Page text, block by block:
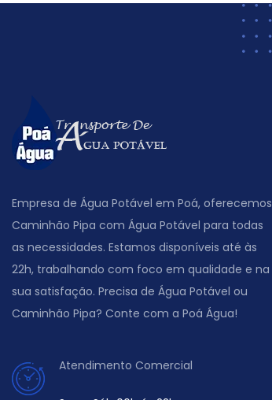
Empresa de Água Potável em Poá, oferecemos
Caminhão Pipa com Água Potável para todas
as necessidades. Estamos disponíveis até às
22h, trabalhando com foco em qualidade e na
sua satisfação. Precisa de Água Potável ou
Caminhão Pipa? Conte com a Poá Água!
Atendimento Comercial